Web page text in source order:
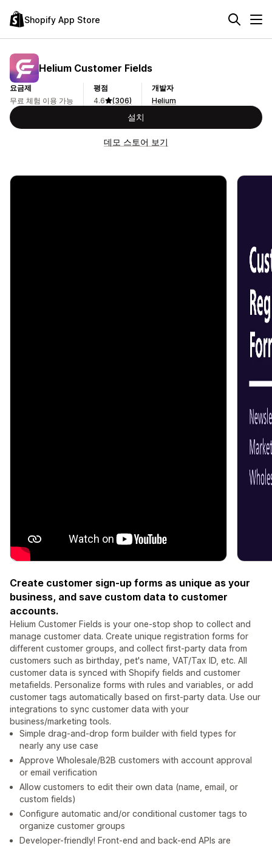
Shopify App Store
Helium Customer Fields
요금제
무료 체험 이용 가능
평점
4.6
(306)
개발자
Helium
설치
데모 스토어 보기
Create customer sign-up forms as unique as your
business, and save custom data to customer
accounts.
Helium Customer Fields is your one-stop shop to collect and
manage customer data. Create unique registration forms for
different customer groups, and collect first-party data from
customers such as birthday, pet's name, VAT/Tax ID, etc. All
customer data is synced with Shopify fields and customer
metafields. Personalize forms with rules and variables, or add
customer tags automatically based on first-party data. Use our
integrations to sync customer data with your
business/marketing tools.
Simple drag-and-drop form builder with field types for
nearly any use case
Approve Wholesale/B2B customers with account approval
or email verification
Allow customers to edit their own data (name, email, or
custom fields)
Configure automatic and/or conditional customer tags to
organize customer groups
Developer-friendly! Front-end and back-end APIs are